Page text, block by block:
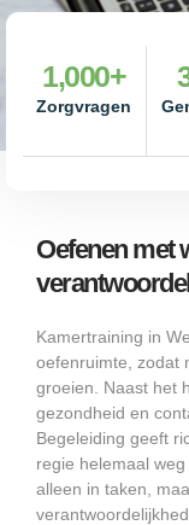
Zorgvragen
1,000+
Oefenen met
Kamertraining in
oefenruimte, zodat
groeien. Naast het
gezondheid en
Begeleiding geeft
regie helemaal
alleen in taken,